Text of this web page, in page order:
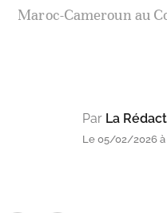
Les Lions de l'Atlas
Par La
Le 05/02/2026 à